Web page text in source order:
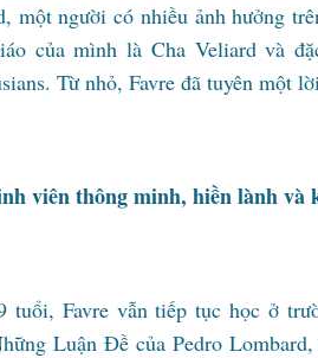
một người có nhiều ảnh hưởng
của mình là Cha Veliard và
Từ nhỏ, Favre đã tuyên một
viên thông minh, hiền lành và
tuổi, Favre vẫn tiếp tục học ở
Luận Đề của Pedro